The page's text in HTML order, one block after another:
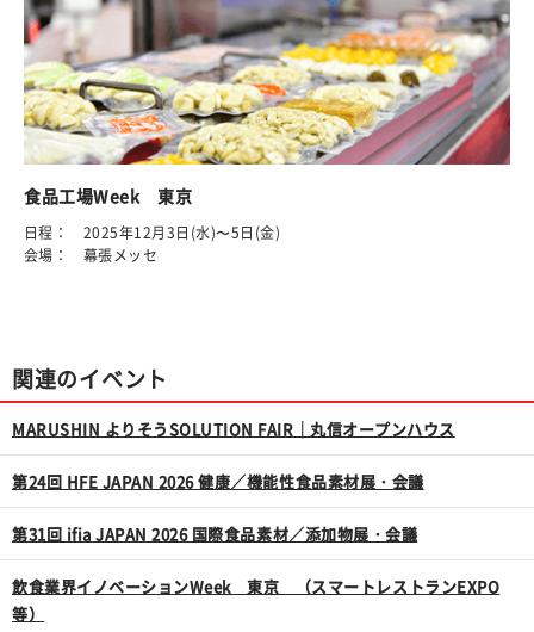
関連のイベント
MARUSHIN よりそうSOLUTION FAIR｜丸信オープンハウス
第24回 HFE JAPAN 2026 健康／機能性食品素材展・会議
第31回 ifia JAPAN 2026 国際食品素材／添加物展・会議
飲食業界イノベーションWeek 東京 （スマートレストランEXPO
等）
食品工場Week 東京
日程： 2025年12月3日(水)〜5日(金)
会場： 幕張メッセ